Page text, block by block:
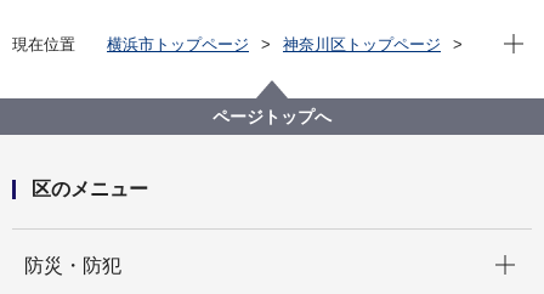
現在位置 横浜市トップページ
神奈川区トップページ
現在
ページトップへ
区のメニュー
防災・防犯